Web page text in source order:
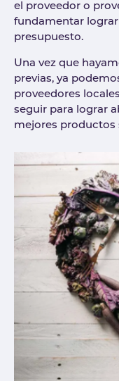
el proveedor o
fundamentar
presupuesto.
Una vez que
previas, ya
proveedores
seguir para lograr
mejores productos